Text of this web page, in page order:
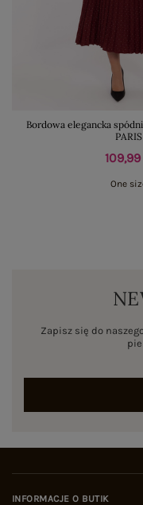
Bordowa elegancka
PARIS
109,99
One
Zapisz się do
INFORMACJE O BUTIK